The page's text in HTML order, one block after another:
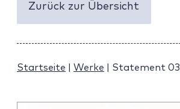
Zurück zur Übersicht
Startseite Werke Statement 03